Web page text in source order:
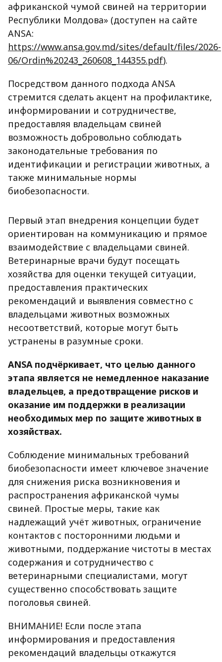
африканской чумой свиней на территории
Республики Молдова» (доступен на сайте
ANSA:
https://www.ansa.gov.md/sites/default/files/2026-
06/Ordin%20243_260608_144355.pdf).
Посредством данного подхода ANSA
стремится сделать акцент на профилактике,
информировании и сотрудничестве,
предоставляя владельцам свиней
возможность добровольно соблюдать
законодательные требования по
идентификации и регистрации животных, а
также минимальные нормы
биобезопасности.
Первый этап внедрения концепции будет
ориентирован на коммуникацию и прямое
взаимодействие с владельцами свиней.
Ветеринарные врачи будут посещать
хозяйства для оценки текущей ситуации,
предоставления практических
рекомендаций и выявления совместно с
владельцами животных возможных
несоответствий, которые могут быть
устранены в разумные сроки.
ANSA подчёркивает, что целью данного
этапа является не немедленное наказание
владельцев, а предотвращение рисков и
оказание им поддержки в реализации
необходимых мер по защите животных в
хозяйствах.
Соблюдение минимальных требований
биобезопасности имеет ключевое значение
для снижения риска возникновения и
распространения африканской чумы
свиней. Простые меры, такие как
надлежащий учёт животных, ограничение
контактов с посторонними людьми и
животными, поддержание чистоты в местах
содержания и сотрудничество с
ветеринарными специалистами, могут
существенно способствовать защите
поголовья свиней.
ВНИМАНИЕ! Если после этапа
информирования и предоставления
рекомендаций владельцы откажутся